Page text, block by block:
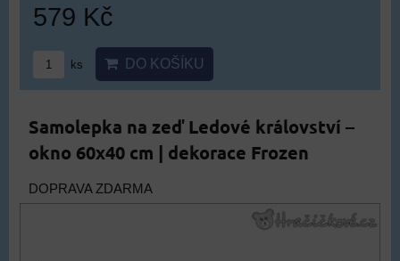
579 Kč
ks DO KOŠÍKU
Samolepka na zeď Ledové království –
okno 60x40 cm | dekorace Frozen
DOPRAVA ZDARMA